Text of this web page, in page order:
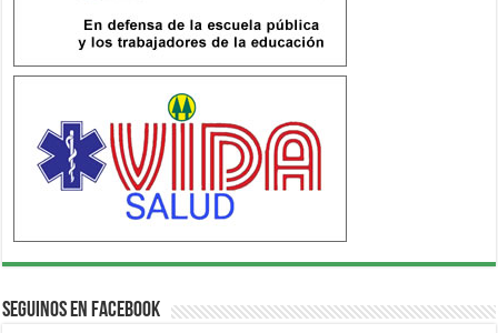
Seguinos en Facebook